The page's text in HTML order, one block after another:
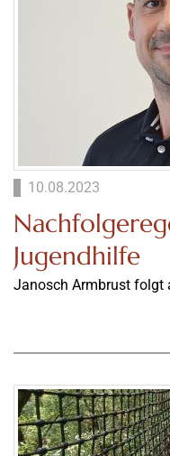
10.08.2023
Jugendhilfe
Janosch Armbrust folgt